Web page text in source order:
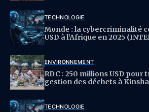
TECHNOLOGIE
Monde : la cybercriminalité
USD à l’Afrique en 2025
ENVIRONNEMENT
RDC : 250 millions USD
gestion des déchets à
TECHNOLOGIE